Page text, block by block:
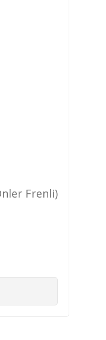
Frenli)